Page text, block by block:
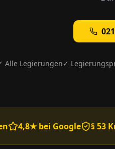
Alle Legierungen✓
4,8★ bei Google § 53